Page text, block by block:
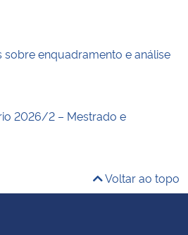
enquadramento e análise
2026/2 – Mestrado e
Voltar ao topo